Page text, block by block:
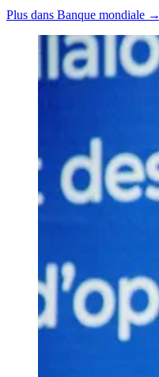
Plus dans Banque mondiale →